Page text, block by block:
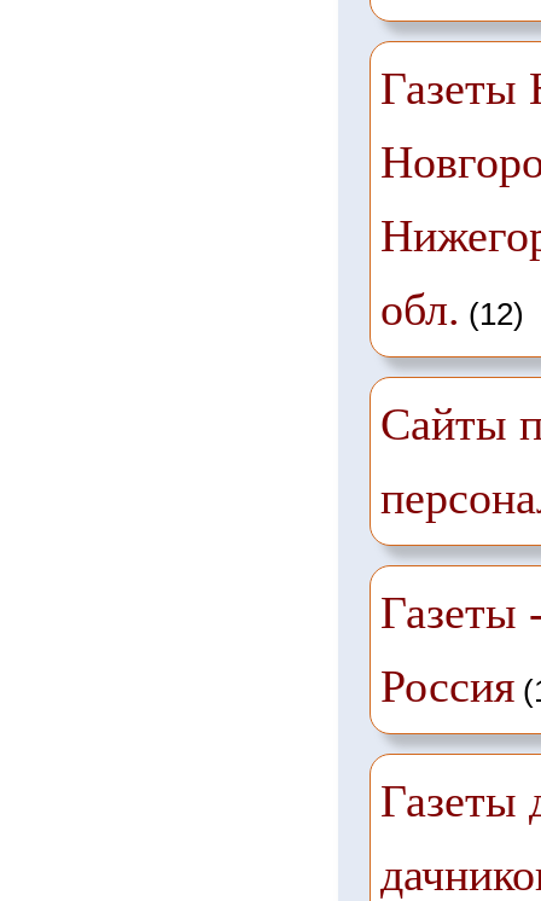
Газеты
обл. (12)
Сайты
Газеты
Россия
Газеты